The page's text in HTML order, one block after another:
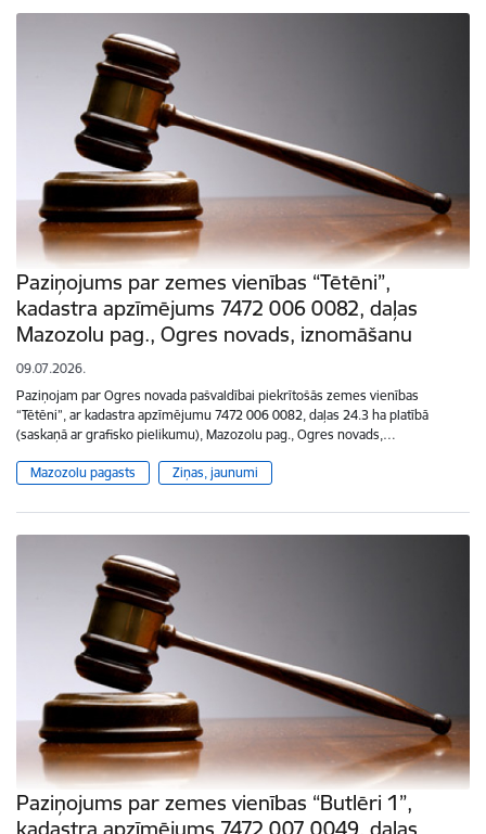
Paziņojums par zemes vienības “Tētēni”,
kadastra apzīmējums 7472 006 0082, daļas
Mazozolu pag., Ogres novads, iznomāšanu
09.07.2026.
Paziņojam par Ogres novada pašvaldībai piekrītošās zemes vienības
“Tētēni”, ar kadastra apzīmējumu 7472 006 0082, daļas 24.3 ha platībā
(saskaņā ar grafisko pielikumu), Mazozolu pag., Ogres novads,…
Mazozolu pagasts Ziņas, jaunumi
Paziņojums par zemes vienības “Butlēri 1”,